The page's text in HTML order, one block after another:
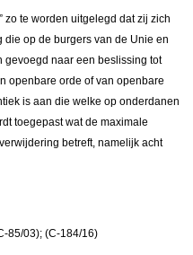
zo te worden uitgelegd dat zij zich
op de burgers van de Unie en
naar een beslissing tot
openbare orde of van openbare
is aan die welke op onderdanen
toegepast wat de maximale
betreft, namelijk acht
85/03); (C-184/16)